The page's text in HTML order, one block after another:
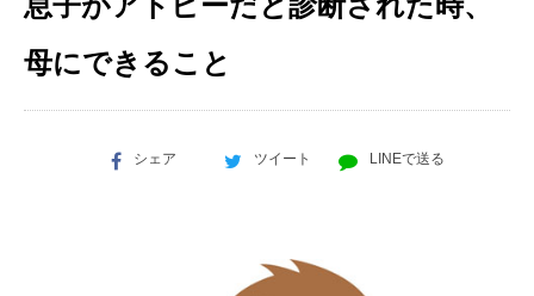
母にできること
シェア ツイート LINEで送る